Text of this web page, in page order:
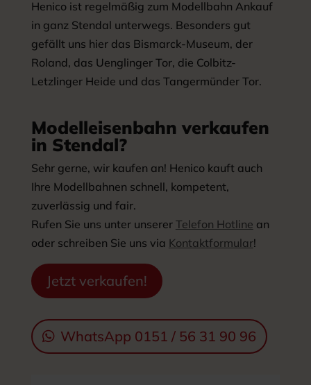
Henico ist regelmäßig zum Modellbahn Ankauf
in ganz Stendal unterwegs. Besonders gut
gefällt uns hier das Bismarck-Museum, der
Roland, das Uenglinger Tor, die Colbitz-
Letzlinger Heide und das Tangermünder Tor.
Modelleisenbahn verkaufen
in Stendal?
Sehr gerne, wir kaufen an! Henico kauft auch
Ihre Modellbahnen schnell, kompetent,
zuverlässig und fair.
Rufen Sie uns unter unserer Telefon Hotline an
oder schreiben Sie uns via Kontaktformular!
Jetzt verkaufen!
WhatsApp 0151 / 56 31 90 96